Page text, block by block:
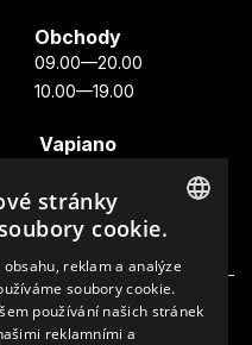
Obchody
09.00—20.00
10.00—19.00
Vapiano
11.00—22.00
11.00—21.00
ENGLISH
stránky
cookie.
reklam a analýze
soubory cookie.
používání našich stránek
reklamními a